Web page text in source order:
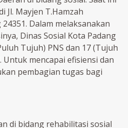
Jl. Mayjen T.Hamzah
Dalam melaksanakan
Dinas Sosial Kota Padang
Tujuh) PNS dan 17 (Tujuh
Untuk mencapai efisiensi dan
pembagian tugas bagi
di bidang rehabilitasi sosial